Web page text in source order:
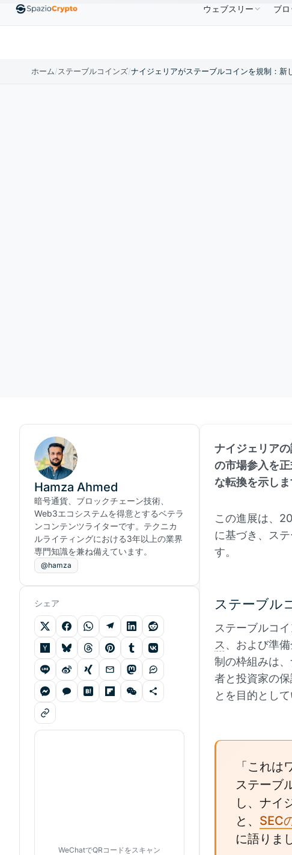
↑1.90% TetherUSDT $586.64 ↑2.10% USDC USDC
ウェブスリー ブ
ホーム/ステーブルコインズ/ナイジェリアがステーブルコインを規制：新
ナイジェリア
の市場参入を
な転換を示しま
この進展は、
に基づき、ス
す。
ステーブル
ステーブルコ
ス 、および準
制の枠組みは
者と投資家の
とを目的として
「これ
ステーブ
し、ナイ
と、 SEC
に語りま
Hamza Ahmed
暗号通貨、ブロックチェーン技術、
Web3エコシステムを得意とするベテラ
ンコンテンツライターです。テクニカ
ルライティングにおける3年以上の業界
専門知識を兼ね備えています。
@hamza
シェア
WeChatでQRコードをスキャン